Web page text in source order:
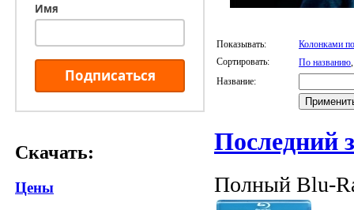
Имя
Подписаться
Скачать:
Цены
Показывать:
Колонками
Сортировать:
По названию
Название:
Последний
Полный Blu-